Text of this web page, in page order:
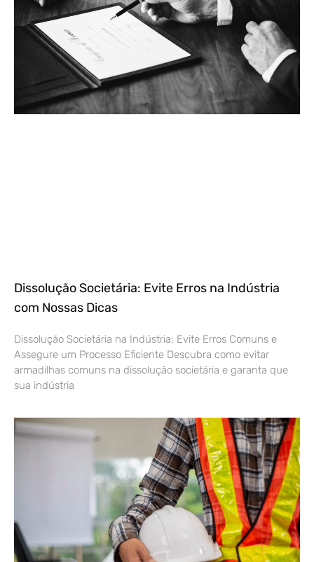
Dissolução Societária: Evite Erros na Indústria
com Nossas Dicas
Dissolução Societária na Indústria: Evite Erros Comuns e
Assegure um Processo Eficiente Descubra como evitar
armadilhas comuns na dissolução societária e garanta que
sua indústria